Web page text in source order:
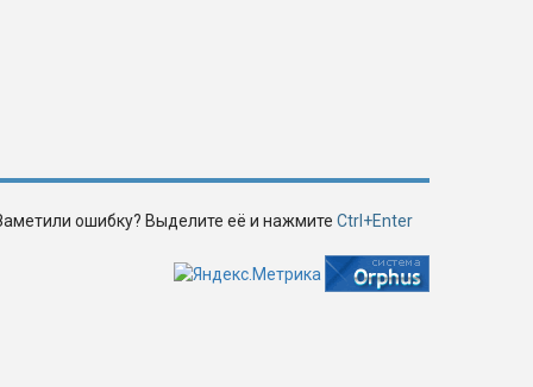
ошибку? Выделите её и нажмите Ctrl+Enter